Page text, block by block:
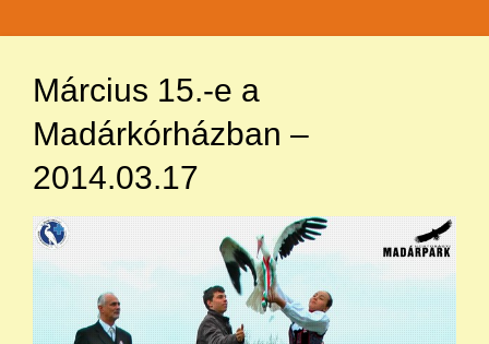
Március 15.-e a
Madárkórházban –
2014.03.17